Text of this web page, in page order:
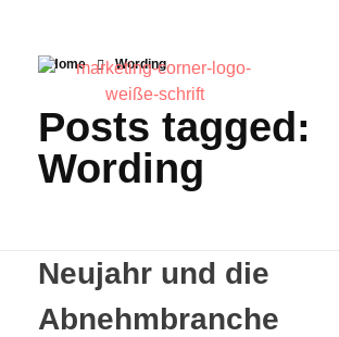
Home Wording
Posts tagged:
Wording
Neujahr und die
Abnehmbranche